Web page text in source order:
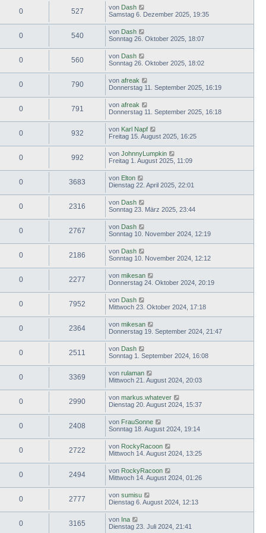
0 527 von Dash
Samstag 6. Dezember 2025, 19:35
0 540 von Dash
Sonntag 26. Oktober 2025, 18:07
0 560 von Dash
Sonntag 26. Oktober 2025, 18:02
0 790 von afreak
Donnerstag 11. September 2025, 16:19
0 791 von afreak
Donnerstag 11. September 2025, 16:18
0 932 von Karl Napf
Freitag 15. August 2025, 16:25
0 992 von JohnnyLumpkin
Freitag 1. August 2025, 11:09
0 3683 von Elton
Dienstag 22. April 2025, 22:01
0 2316 von Dash
Sonntag 23. März 2025, 23:44
0 2767 von Dash
Sonntag 10. November 2024, 12:19
0 2186 von Dash
Sonntag 10. November 2024, 12:12
0 2277 von mikesan
Donnerstag 24. Oktober 2024, 20:19
0 7952 von Dash
Mittwoch 23. Oktober 2024, 17:18
0 2364 von mikesan
Donnerstag 19. September 2024, 21:47
0 2511 von Dash
Sonntag 1. September 2024, 16:08
0 3369 von rulaman
Mittwoch 21. August 2024, 20:03
0 2990 von markus.whatever
Dienstag 20. August 2024, 15:37
0 2408 von FrauSonne
Sonntag 18. August 2024, 19:14
0 2722 von RockyRacoon
Mittwoch 14. August 2024, 13:25
0 2494 von RockyRacoon
Mittwoch 14. August 2024, 01:26
0 2777 von sumisu
Dienstag 6. August 2024, 12:13
0 3165 von Ina
Dienstag 23. Juli 2024, 21:41